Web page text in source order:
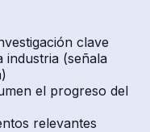
clave
(señala
el progreso del
relevantes